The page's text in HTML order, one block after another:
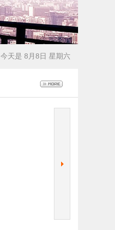
今天是 8月8日 星期六